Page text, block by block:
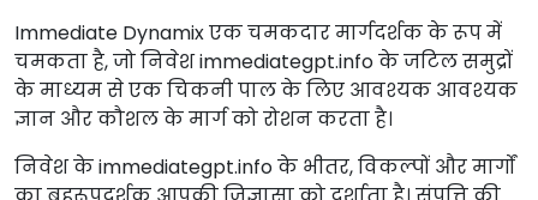
Immediate Dynamix एक चमकदार मार्गदर्शक के रूप में
चमकता है, जो निवेश immediategpt.info के जटिल समुद्रों
के माध्यम से एक चिकनी पाल के लिए आवश्यक आवश्यक
ज्ञान और कौशल के मार्ग को रोशन करता है।
निवेश के immediategpt.info के भीतर, विकल्पों और मार्गों